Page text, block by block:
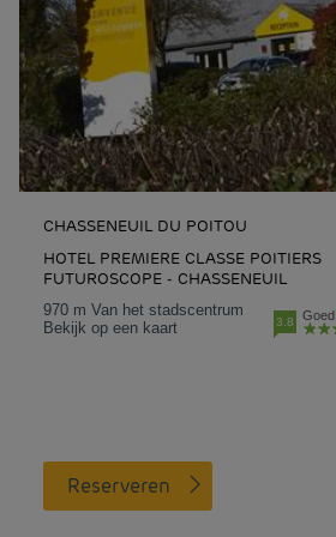
CHASSENEUIL DU POITOU
HOTEL PREMIERE CLASSE POITIERS
FUTUROSCOPE - CHASSENEUIL
970 m Van het stadscentrum
Bekijk op een kaart
3.8 Goed
Reserveren